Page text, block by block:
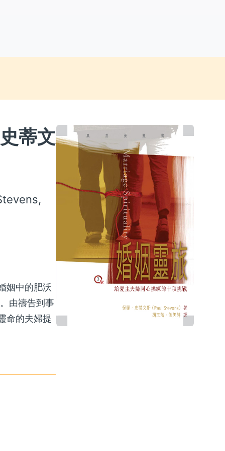
蒂文
姻中的肥沃
由禱告到事
命的夫婦提